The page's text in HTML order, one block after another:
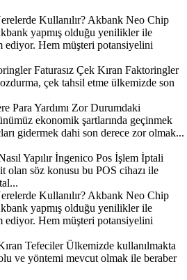
Akbank Neo Chip
yapmış olduğu yenilikler ile
ediyor. Hem müşteri potansiyelini
Faturasız Çek Kıran Faktoringler
çek tahsil etme ülkemizde son
Zor Durumdaki
ekonomik şartlarında geçinmek
gidermek dahi son derece zor olmak...
İngenico Pos İşlem İptali
olan söz konusu bu POS cihazı ile
Akbank Neo Chip
yapmış olduğu yenilikler ile
ediyor. Hem müşteri potansiyelini
Tefeciler Ülkemizde kullanılmakta
ve yöntemi mevcut olmak ile beraber